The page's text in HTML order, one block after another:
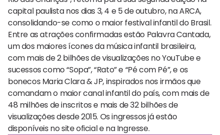
capital paulista nos dias 3, 4 e 5 de outubro, na ARCA,
consolidando-se como o maior festival infantil do Brasil.
Entre as atrações confirmadas estão Palavra Cantada,
um dos maiores ícones da música infantil brasileira,
com mais de 2 bilhões de visualizações no YouTube e
sucessos como “Sopa”, “Rato” e “Pé com Pé”, e os
bonecos Maria Clara & JP, inspirados nos irmãos que
comandam o maior canal infantil do país, com mais de
48 milhões de inscritos e mais de 32 bilhões de
visualizações desde 2015. Os ingressos já estão
disponíveis no site oficial e na Ingresse.